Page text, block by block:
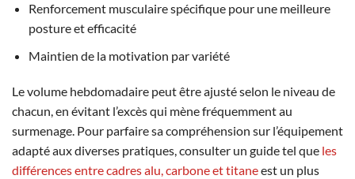
Renforcement musculaire spécifique pour une meilleure
posture et efficacité
Maintien de la motivation par variété
Le volume hebdomadaire peut être ajusté selon le niveau de
chacun, en évitant l’excès qui mène fréquemment au
surmenage. Pour parfaire sa compréhension sur l’équipement
adapté aux diverses pratiques, consulter un guide tel que les
différences entre cadres alu, carbone et titaneest un plus